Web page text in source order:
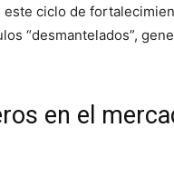
ciclo de
“desmantelados”,
en el